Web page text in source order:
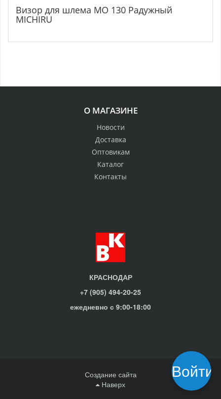
Визор для шлема МО 130 Радужный
MICHIRU
О МАГАЗИНЕ
Новости
Доставка
Оптовикам
Каталог
Контакты
КРАСНОДАР
+7 (905) 494-20-25
ежедневно с 9:00-18:00
Создание сайта
Наверх
Войти